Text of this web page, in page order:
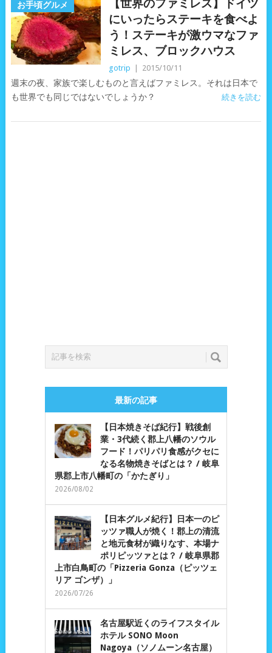
お手頃グルメ
【世界のファミレス】ドイツ
にいったらステーキを食べよ
う！ステーキが激ウマなファ
ミレス、ブロックハウス
gotrip 2015/10/11
週末の夜、家族で楽しむものと言えばファミレス。それは日本で
も世界でも同じではないでしょうか？
続きを読む
最新の記事
【日本焼きそば紀行】戦後創
業・3代続く郡上八幡のソウル
フード！パリパリ食感がクセに
なる名物焼きそばとは？ / 岐阜
県郡上市八幡町の「かたぎり」
2026/08/02
【日本グルメ紀行】日本一のピ
ッツァ職人が焼く！郡上の清流
と地元食材が織りなす、本場ナ
ポリピッツァとは？ / 岐阜県郡
上市白鳥町の「Pizzeria Gonza（ピッツェ
リア ゴンザ）」
2026/07/26
名古屋駅近くのライフスタイル
ホテル SONO Moon
Nagoya（ソノムーン名古屋）